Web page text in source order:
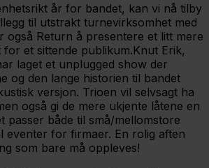
år for bandet, kan vi nå tilby
til utstrakt turnevirksomhet med
også Return å presentere et litt mere
for et sittende publikum.Knut Erik,
laget et unplugged show der
og den lange historien til bandet
versjon. Trioen vil selvsagt ha
også gi de mere ukjente låtene en
passer både til små/mellomstore
eventer for firmaer. En rolig aften
som bare må oppleves!